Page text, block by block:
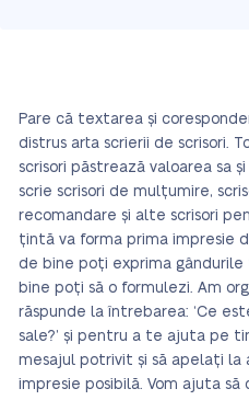
Pare că textarea și
distrus arta scrierii de scrisori.
scrisori păstrează valoarea sa
scrie scrisori de mulțumire,
recomandare și alte scrisori
țintă va forma prima impresie
de bine poți exprima
bine poți să o formulezi. Am
răspunde la întrebarea: ‘Ce
sale?’ și pentru a te ajuta pe
mesajul potrivit și să apelați la
impresie posibilă. Vom ajuta să